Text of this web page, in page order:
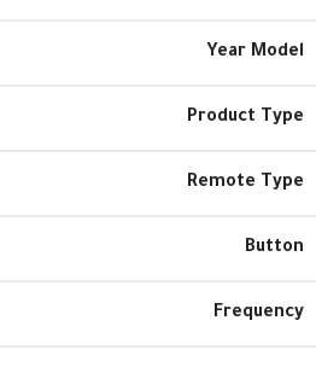
Year Model
Product Type
Remote Type
Button
Frequency